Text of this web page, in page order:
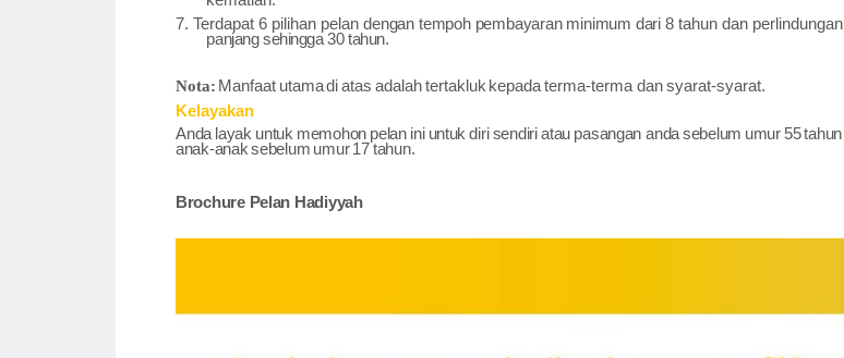
7. Terdapat 6 pilihan pelan dengantempoh pembayaran minimum dari 8 tahun dan perlindungan
panjangsehingga30tahun.
Nota: Manfaat utamadiatas adalahtertakluk kepadaterma-terma dansyarat-syarat.
Kelayakan
Anda layak untuk memohon pelan ini untuk diri sendiriatau pasangan andasebelum umur 55tahun
anak-anaksebelum umur 17tahun.
Brochure Pelan Hadiyyah